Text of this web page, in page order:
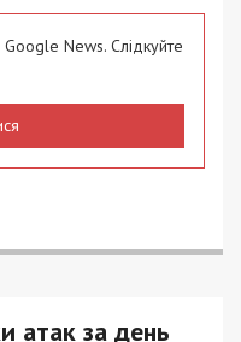
News. Слідкуйте
атак за день